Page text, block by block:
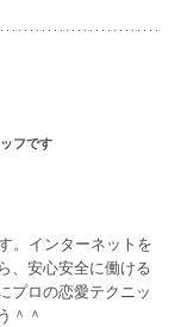
フです
。インターネットを
、安心安全に働ける
プロの恋愛テクニッ
＾＾